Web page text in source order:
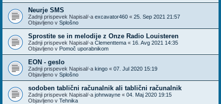
Neurje SMS
Zadnji prispevek Napisal/-a excavator460 « 25. Sep 2021 21:57
Objavljeno v Splošno
Sprostite se in melodije z Onze Radio Louisteren
Zadnji prispevek Napisal/-a Clementtema « 16. Avg 2021 14:35
Objavljeno v Pomoč uporabnikom
EON - geslo
Zadnji prispevek Napisal/-a kingo « 07. Jul 2020 15:19
Objavljeno v Splošno
sodoben tablični računalnik ali tablični računalnik
Zadnji prispevek Napisal/-a johnwayne « 04. Maj 2020 19:15
Objavljeno v Tehnika